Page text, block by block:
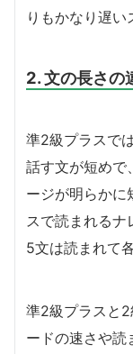
りもかなり遅い
2. 文の長さの
準2級プラスで
話す文が短めで
ージが明らかに
スで読まれる
5文は読まれて
準2級プラスと
ードの速さや読